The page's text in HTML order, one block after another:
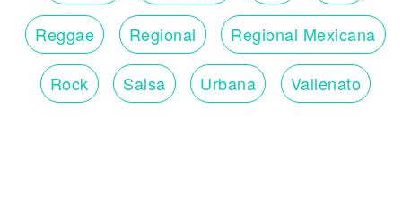
Reggae Regional Regional Mexicana
Rock Salsa Urbana Vallenato